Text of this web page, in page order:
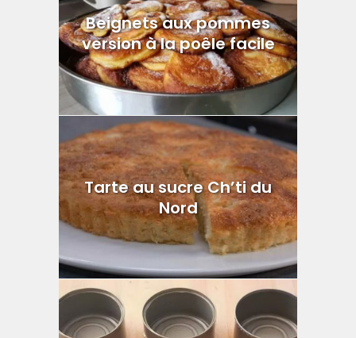
Beignets aux pommes
version à la poêle facile
Tarte au sucre Ch’ti du
Nord